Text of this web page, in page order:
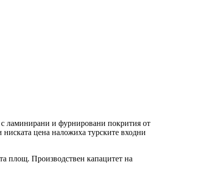
ламинирани и фурнировани покрития от
цена наложиха турските входни
площ. Производствен капацитет на